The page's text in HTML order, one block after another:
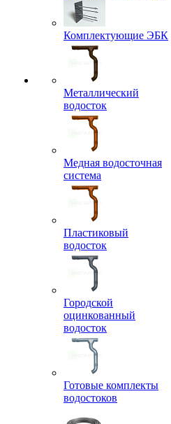
Комплектующие ЭБК
Металлический
водосток
Медная водосточная
система
Пластиковый
водосток
Городской
оцинкованный
водосток
Готовые комплекты
водостоков